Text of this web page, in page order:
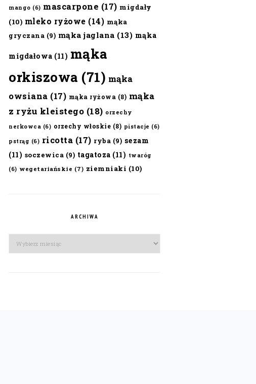
mango (6) mascarpone (17) migdały
(10) mleko ryżowe (14) mąka
gryczana (9) mąka jaglana (13) mąka
migdałowa (11) mąka
orkiszowa (71) mąka
owsiana (17) mąka ryżowa (8) mąka
z ryżu kleistego (18) orzechy
nerkowca (6) orzechy włoskie (8) pistacje (6)
pstrąg (6) ricotta (17) ryba (9) sezam
(11) soczewica (9) tagatoza (11) twaróg
(6) wegetariańskie (7) ziemniaki (10)
ARCHIWA
Archiwa